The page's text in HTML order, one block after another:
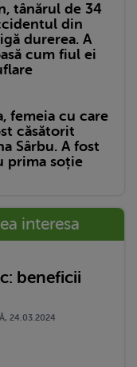
tânărul de 34
din
durerea. A
cum fiul ei
femeia cu care
căsătorit
Sârbu. A fost
prima soție
interesa
beneficii
24.03.2024